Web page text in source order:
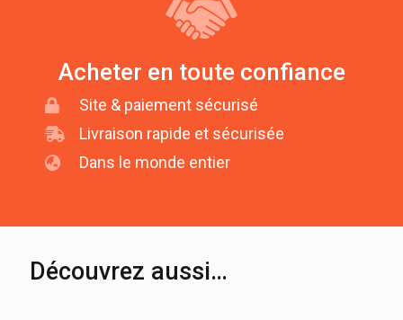
Acheter en toute confiance
Site & paiement sécurisé
Livraison rapide et sécurisée
Dans le monde entier
Découvrez aussi…